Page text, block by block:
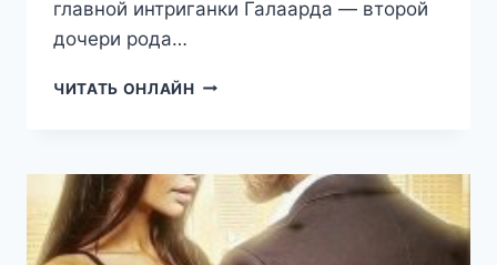
главной интриганки Галаарда — второй
дочери рода…
ЧИТАТЬ ОНЛАЙН УЖАСНО
ГЕРОИНИ